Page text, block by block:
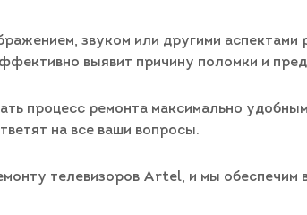
звуком или другими
выявит причину поломки и
процесс ремонта максимально
на все ваши вопросы.
телевизоров Artel, и мы обеспечим